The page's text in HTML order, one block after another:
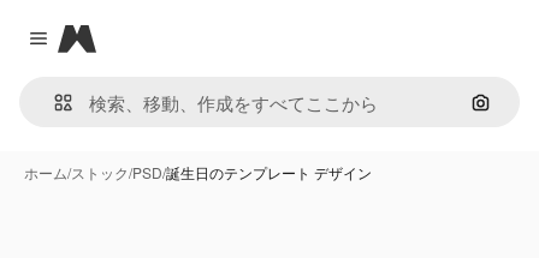
Close menu
Magnific
画像で
ホーム/ストック/PSD/誕生日のテンプレート デザイン